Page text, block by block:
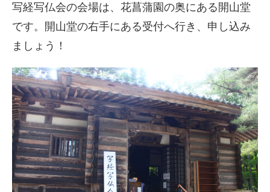
写経写仏会の会場は、花菖蒲園の奥にある開山堂
です。開山堂の右手にある受付へ行き、申し込み
ましょう！